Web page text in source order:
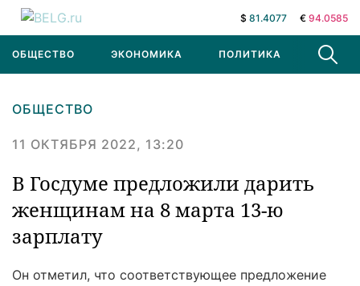
$ 81.4077 € 94.0585
ОБЩЕСТВО ЭКОНОМИКА ПОЛИТИКА В МИРЕ
ОБЩЕСТВО
11 ОКТЯБРЯ 2022, 13:20
В Госдуме предложили дарить
женщинам на 8 марта 13-ю
зарплату
Он отметил, что соответствующее предложение